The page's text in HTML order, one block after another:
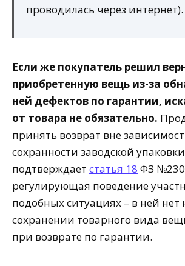
проводилась через интернет).
Если же покупатель решил
приобретенную вещь из-за
ней дефектов по гарантии,
от товара не обязательно.
принять возврат вне
сохранности заводской
подтверждает статья 18 ФЗ
регулирующая поведение
подобных ситуациях – в ней нет
сохранении товарного вида
при возврате по гарантии.